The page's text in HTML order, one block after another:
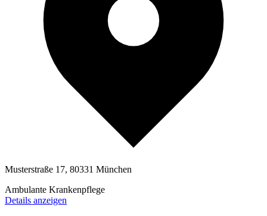
Musterstraße 17, 80331 München
Ambulante Krankenpflege
Details anzeigen